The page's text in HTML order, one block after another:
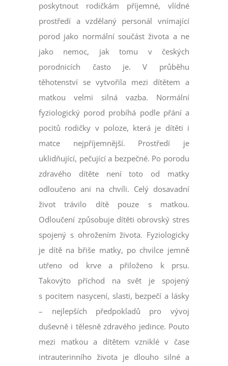
poskytnout rodičkám příjemné, vlídné
prostředí a vzdělaný personál vnímající
porod jako normální součást života a ne
jako nemoc, jak tomu v českých
porodnicích často je. V průběhu
těhotenství se vytvořila mezi dítětem a
matkou velmi silná vazba. Normální
fyziologický porod probíhá podle přání a
pocitů rodičky v poloze, která je dítěti i
matce nejpříjemnější. Prostředí je
uklidňující, pečující a bezpečné. Po porodu
zdravého dítěte není toto od matky
odloučeno ani na chvíli. Celý dosavadní
život trávilo dítě pouze s matkou.
Odloučení způsobuje dítěti obrovský stres
spojený s ohrožením života. Fyziologicky
je dítě na břiše matky, po chvilce jemně
utřeno od krve a přiloženo k prsu.
Takovýto příchod na svět je spojený
s pocitem nasycení, slasti, bezpečí a lásky
– nejlepších předpokladů pro vývoj
duševně i tělesně zdravého jedince. Pouto
mezi matkou a dítětem vzniklé v čase
intrauterinního života je dlouho silné a